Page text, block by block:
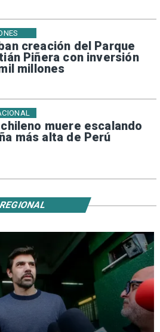
creación del Parque
Piñera con inversión
millones
muere escalando
más alta de Perú
REGIONAL